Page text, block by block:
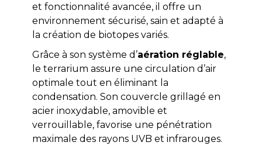
et fonctionnalité avancée, il offre un
environnement sécurisé, sain et adapté à
la création de biotopes variés.
Grâce à son système d’aération réglable,
le terrarium assure une circulation d’air
optimale tout en éliminant la
condensation. Son couvercle grillagé en
acier inoxydable, amovible et
verrouillable, favorise une pénétration
maximale des rayons UVB et infrarouges.